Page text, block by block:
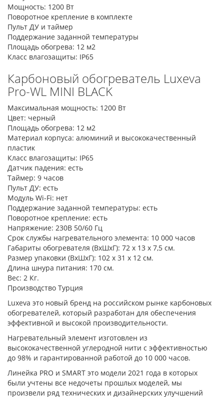
Мощность: 1200 Вт
Поворотное крепление в комплекте
Пульт ДУ и таймер
Поддержание заданной температуры
Площадь обогрева: 12 м2
Класс влагозащиты: IP65
Карбоновый обогреватель Luxeva
Pro-WL MINI BLACK
Максимальная мощность: 1200 Вт
Цвет: черный
Площадь обогрева: 12 м2
Материал корпуса: алюминий и высококачественный
пластик
Класс влагозащиты: IP65
Датчик падения: есть
Таймер: 9 часов
Пульт ДУ: есть
Модуль Wi-Fi: нет
Поддержание заданной температуры: есть
Поворотное крепление: есть
Напряжение: 230В 50/60 Гц
Срок службы нагревательного элемента: 10 000 часов
Габариты обогревателя (ВxШxГ): 72 x 13 x 7,5 см.
Размер упаковки (ВхШxГ): 102 x 31 x 12 см.
Длина шнура питания: 170 см.
Вес: 2 Кг.
Производство Турция
Luxeva это новый бренд на российском рынке карбоновых
обогревателей, который разработан для обеспечения
эффективной и высокой производительности.
Нагревательный элемент изготовлен из
высококачественной углеродной нити с эффективностью
до 98% и гарантированной работой до 10 000 часов.
Линейка PRO и SMART это модели 2021 года в которых
были учтены все недочеты прошлых моделей, мы
произвели ряд технических и дизайнерских улучшений